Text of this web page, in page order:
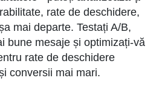
rate de deschidere,
mai departe. Testați A/B,
bune mesaje și optimizați-vă
rate de deschidere
conversii mai mari.